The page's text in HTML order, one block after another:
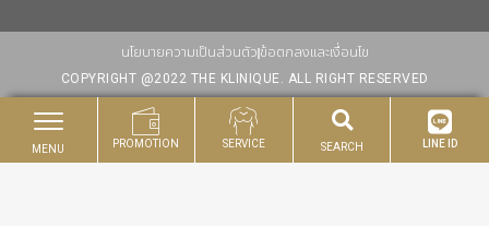
นโยบายความเป็นส่วนตัวข้อตกลงและเงื่อนไข
COPYRIGHT @2022 THE KLINIQUE. ALL RIGHT RESERVED
MENU PROMOTION SERVICE SEARCH LINE ID